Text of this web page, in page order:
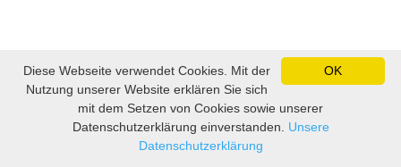
Impressum und Datenschutz|Sitemap|Lustige Bilder, lustige
Videos und Witze|Witze|Sprüche |Fußball Tippspiel
OK
Diese Webseite verwendet Cookies. Mit der
Nutzung unserer Website erklären Sie sich
mit dem Setzen von Cookies sowie unserer
Datenschutzerklärung einverstanden. Unsere
Datenschutzerklärung